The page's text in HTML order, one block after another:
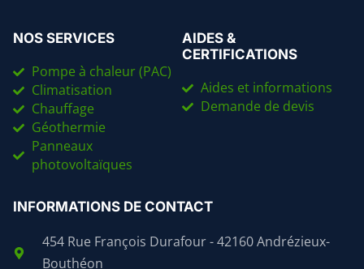
NOS SERVICES
Pompe à chaleur (PAC)
Climatisation
Chauffage
Géothermie
Panneaux
photovoltaïques
AIDES &
CERTIFICATIONS
Aides et informations
Demande de devis
INFORMATIONS DE CONTACT
454 Rue François Durafour - 42160 Andrézieux-
Bouthéon